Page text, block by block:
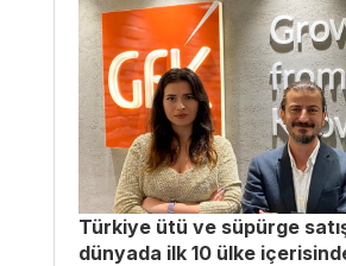
Türkiye ütü ve süpürge
dünyada ilk 10 ülke